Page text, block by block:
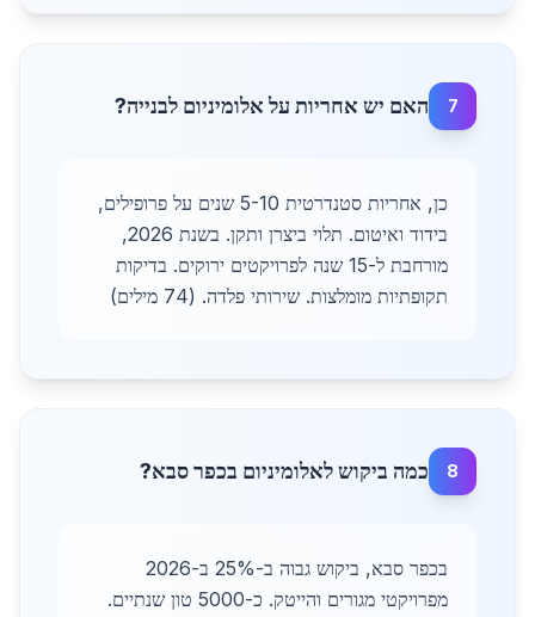
7 האם יש אחריות על אלומיניום לבנייה?
כן, אחריות סטנדרטית 5-10 שנים על פרופילים,
בידוד ואיטום. תלוי ביצרן ותקן. בשנת 2026,
מורחבת ל-15 שנה לפרויקטים ירוקים. בדיקות
תקופתיות מומלצות. שירותי פלדה. (74 מילים)
8 כמה ביקוש לאלומיניום בכפר סבא?
בכפר סבא, ביקוש גבוה ב-25% ב-2026
מפרויקטי מגורים והייטק. כ-5000 טון שנתיים.